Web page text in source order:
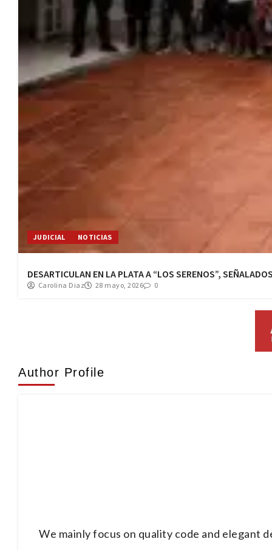
JUDICIAL NOTICIAS
DESARTICULAN EN LA PLATA A “LOS SERENOS”,
Carolina Diaz 28 mayo, 2026 0
Author Profile
We mainly focus on quality code and elegant